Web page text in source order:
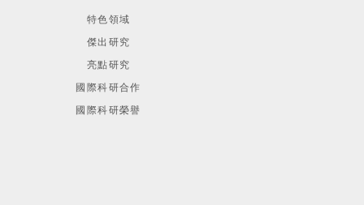
特色領域
傑出研究
亮點研究
國際科研合作
國際科研榮譽